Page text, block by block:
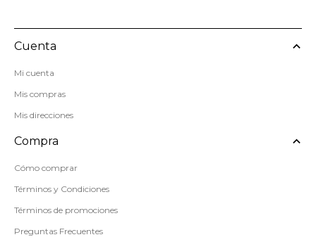
Cuenta
Mi cuenta
Mis compras
Mis direcciones
Compra
Cómo comprar
Términos y Condiciones
Términos de promociones
Preguntas Frecuentes